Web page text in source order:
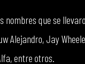
nombres que se
Alejandro, Jay
entre otros.